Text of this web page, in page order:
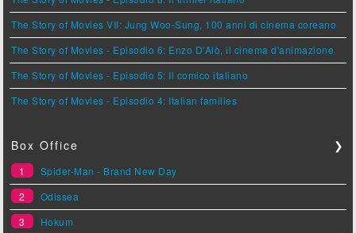
The Story of Movies VII: Jung Woo-Sung, 100 anni di cinema coreano
The Story of Movies - Episodio 6: Enzo D'Alò, il cinema d'animazione
The Story of Movies - Episodio 5: Il comico italiano
The Story of Movies - Episodio 4: Italian families
Box Office ❯
1
Spider-Man - Brand New Day
2
Odissea
3
Hokum